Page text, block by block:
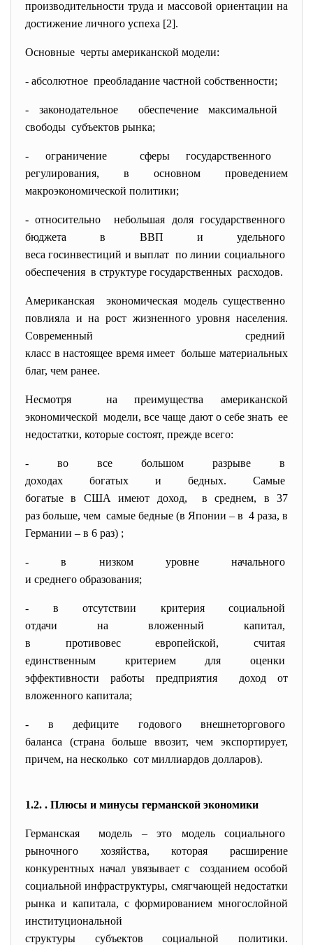
производительности труда и массовой ориентации на
достижение личного успеха [2].
Основные черты американской модели:
- абсолютное преобладание частной собственности;
- законодательное обеспечение максимальной
свободы субъектов рынка;
- ограничение сферы государственного
регулирования, в основном проведением
макроэкономической политики;
- относительно небольшая доля государственного
бюджета в ВВП и удельного
веса госинвестиций и выплат по линии социального
обеспечения в структуре государственных расходов.
Американская экономическая модель существенно
повлияла и на рост жизненного уровня населения.
Современный средний
класс в настоящее время имеет больше материальных
благ, чем ранее.
Несмотря на преимущества американской
экономической модели, все чаще дают о себе знать ее
недостатки, которые состоят, прежде всего:
- во все большом разрыве в
доходах богатых и бедных. Самые
богатые в США имеют доход, в среднем, в 37
раз больше, чем самые бедные (в Японии – в 4 раза, в
Германии – в 6 раз) ;
- в низком уровне начального
и среднего образования;
- в отсутствии критерия социальной
отдачи на вложенный капитал,
в противовес европейской, считая
единственным критерием для оценки
эффективности работы предприятия доход от
вложенного капитала;
- в дефиците годового внешнеторгового
баланса (страна больше ввозит, чем экспортирует,
причем, на несколько сот миллиардов долларов).
1.2. . Плюсы и минусы германской экономики
Германская модель – это модель социального
рыночного хозяйства, которая расширение
конкурентных начал увязывает с созданием особой
социальной инфраструктуры, смягчающей недостатки
рынка и капитала, с формированием многослойной
институциональной
структуры субъектов социальной политики.